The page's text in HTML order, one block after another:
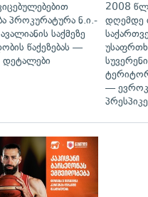
პროკურატურა ნ.ი.-
საქმეზე
წაქეზებას —
დეტალები
2008
დღემდე
—